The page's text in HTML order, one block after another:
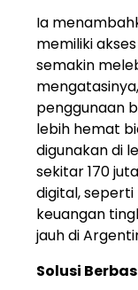
Ia
memiliki
semakin
penggunaan
lebih hemat
digunakan di
sekitar 170
digital, seperti
keuangan
jauh di
Solusi